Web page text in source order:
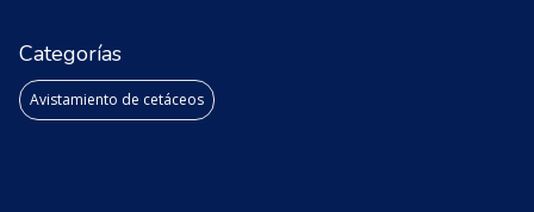
Categorías
Avistamiento de cetáceos